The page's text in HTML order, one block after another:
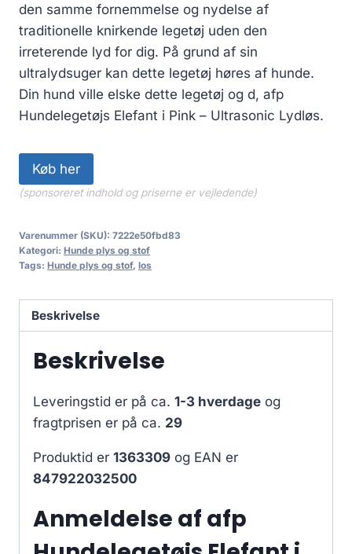
den samme fornemmelse og nydelse af
traditionelle knirkende legetøj uden den
irreterende lyd for dig. På grund af sin
ultralydsuger kan dette legetøj høres af hunde.
Din hund ville elske dette legetøj og d, afp
Hundelegetøjs Elefant i Pink – Ultrasonic Lydløs.
Køb her
(sponsoreret indhold og priserne er vejledende)
Varenummer (SKU): 7222e50fbd83
Kategori: Hunde plys og stof
Tags: Hunde plys og stof, los
Beskrivelse
Beskrivelse
Leveringstid er på ca. 1-3 hverdage og
fragtprisen er på ca. 29
Produktid er 1363309 og EAN er
847922032500
Anmeldelse af afp